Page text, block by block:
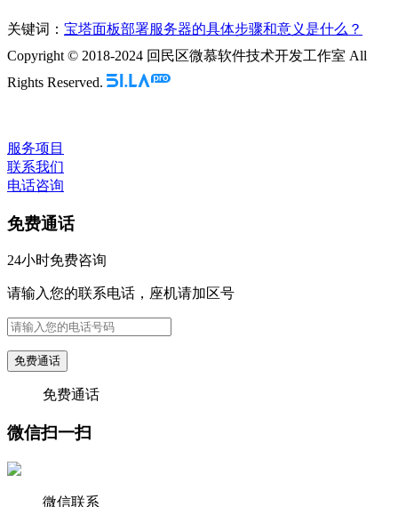
关键词： 宝塔面板部署服务器的具体步骤和意义是什么？
Copyright © 2018-2024 回民区微慕软件技术开发工作室 All
Rights Reserved.
服务项目
联系我们
电话咨询
免费通话
24小时免费咨询
请输入您的联系电话，座机请加区号
免费通话
免费通话
微信扫一扫
微信联系